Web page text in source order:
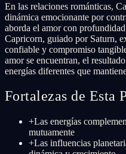
En las relaciones románticas,
dinámica emocionante por
aborda el amor con
Capricorn, guiado por Saturn,
confiable y compromiso
amor se encuentran, el
energías diferentes que
Fortalezas de Esta
+Las energías
mutuamente
+Las influencias